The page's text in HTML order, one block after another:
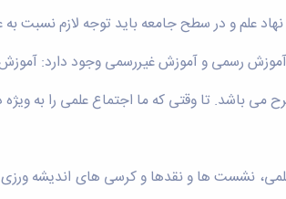
نهاد علم و در سطح جامعه باید توجه لازم
آموزش رسمی و آموزش غیررسمی وجود دارد:
تا وقتی که ما اجتماع علمی را به ویژه در
نشست ها و نقدها و کرسی های اندیشه